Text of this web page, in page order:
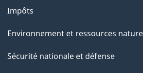
Impôts
Environnement et ressources
Sécurité nationale et défense